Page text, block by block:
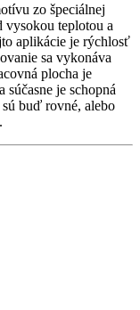
zo špeciálnej
vysokou teplotou a
aplikácie je rýchlosť
sa vykonáva
plocha je
je schopná
buď rovné, alebo